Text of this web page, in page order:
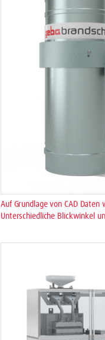
Auf Grundlage von CAD
Unterschiedliche Blickwinkel